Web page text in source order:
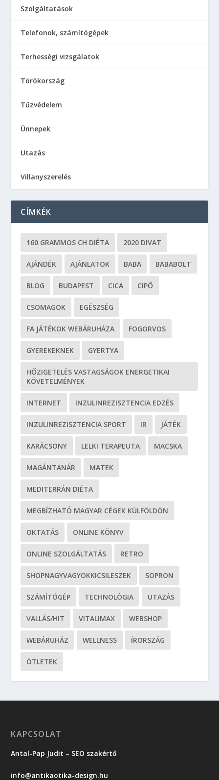
Szolgáltatások
Telefonok, számítógépek
Terhességi vizsgálatok
Törökország
Tűzvédelem
Ünnepek
Utazás
Villanyszerelés
CÍMKÉK
160 GRAMMOS CH DIÉTA 2020 DIVAT
AJÁNDÉK AJÁNLATOK BABA BABABOLT
BLOG BUDAPEST CICA CIPŐ
CSOMAGOK EGÉSZSÉG
FA JÁTÉKOK WEBÁRUHÁZA FOGORVOS
GYEREKEKNEK GYERTYA
HŐZIGETELÉS VASTAGSÁGOK ENERGETIKAI
KÖVETELMÉNYEK
INTERNET INZULINREZISZTENCIA EDZÉS
INZULINREZISZTENCIA SPORT IR JÁTÉK
KARÁCSONY LELKI TERAPEUTA MACSKA
MAGÁNTANÁR MATEK
MEDITERRÁN DIÉTA
MEGBÍZHATÓ MAGYAR CÉGEK KÜLFÖLDÖN
OKTATÁS ONLINE KÖNYV
ONLINE SZOLGÁLTATÁS RETRO
SHOPNAGYVAGYOKKICSILESZEK SOPRON
SZÁMÍTÓGÉP TECHNOLÓGIA UTAZÁS
VALLÁS/HIT VITALIMAX WEBSHOP
WEBÁRUHÁZ WELLNESS ÍRORSZÁG
ÖTLETEK
KAPCSOLAT
Antal-Pap Judit – SEO szakértő
info@antikaotika-design.hu